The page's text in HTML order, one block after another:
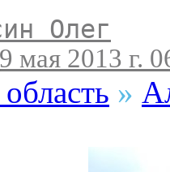
Олег
9 мая 2013 г.
»